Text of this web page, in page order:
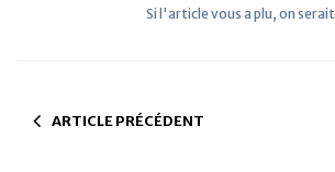
Si l'article vous a plu, on
ARTICLE PRÉCÉDENT